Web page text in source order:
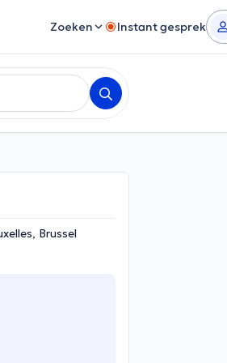
Zoeken Instant gesprek
Brussel